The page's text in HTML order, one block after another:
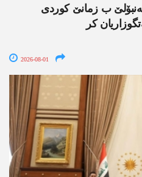
ب زمانێ کوردی
کر
2026-08-01